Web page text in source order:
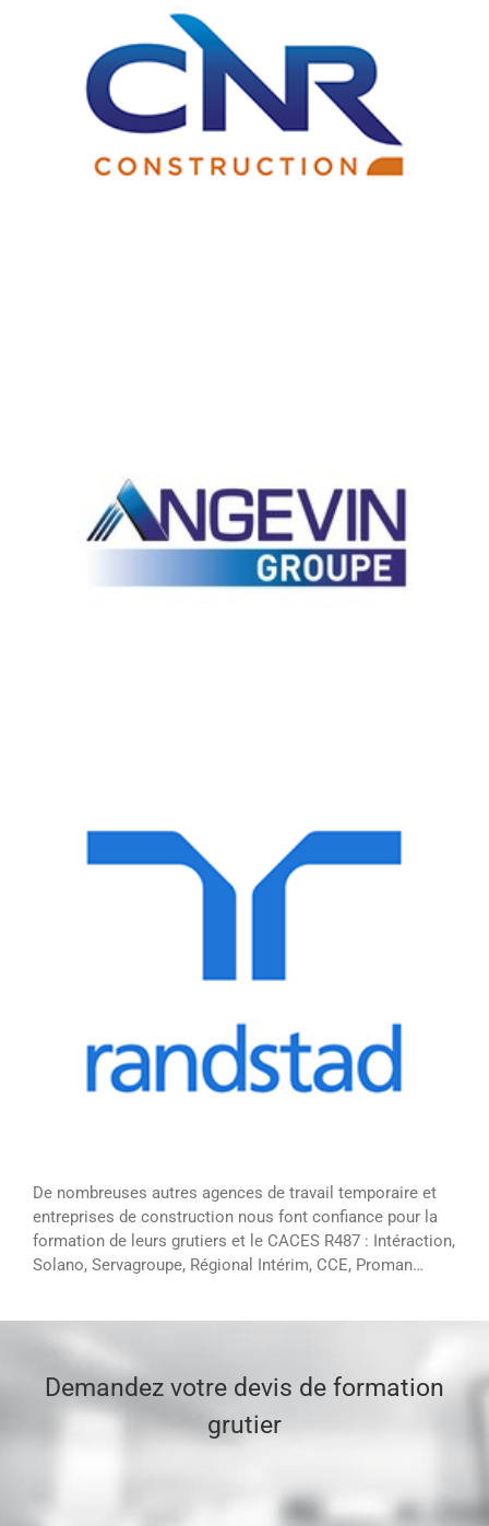
De nombreuses autres agences de travail temporaire et
entreprises de construction nous font confiance pour la
formation de leurs grutiers et le CACES R487 : Intéraction,
Solano, Servagroupe, Régional Intérim, CCE, Proman…
Demandez votre devis de formation
grutier